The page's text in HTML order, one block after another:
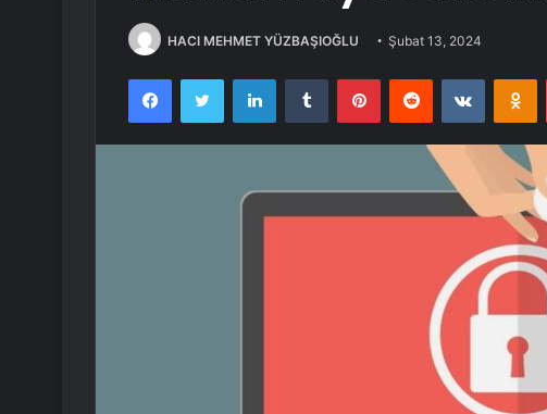
HACI MEHMET YÜZBAŞIOĞLU Şubat 13, 2024
FacebookTwitter LinkedInTumblr PinterestReddit